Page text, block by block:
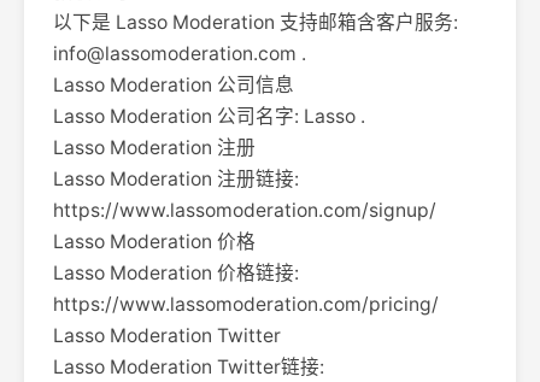
以下是 Lasso Moderation 支持邮箱含客户服务:
info@lassomoderation.com .
Lasso Moderation 公司信息
Lasso Moderation 公司名字: Lasso .
Lasso Moderation 注册
Lasso Moderation 注册链接:
https://www.lassomoderation.com/signup/
Lasso Moderation 价格
Lasso Moderation 价格链接:
https://www.lassomoderation.com/pricing/
Lasso Moderation Twitter
Lasso Moderation Twitter链接: